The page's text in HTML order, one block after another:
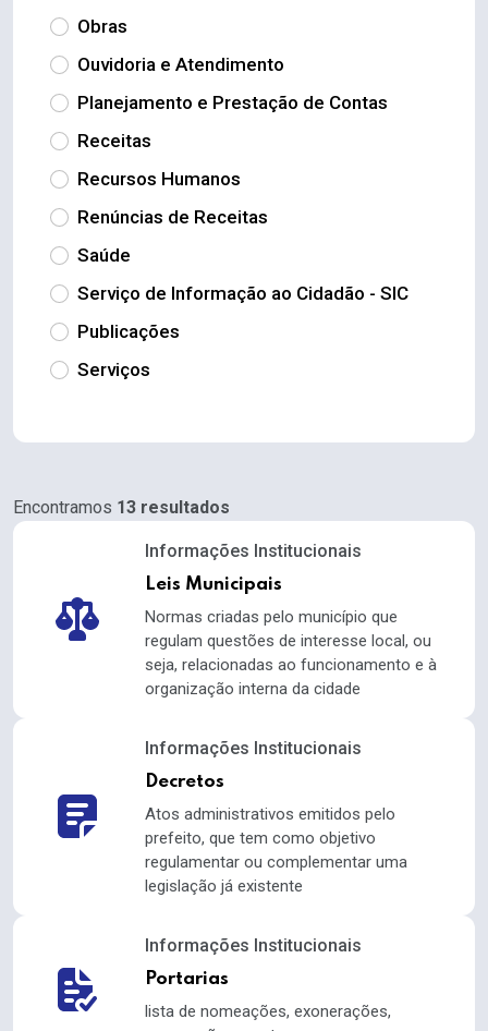
Obras
Ouvidoria e Atendimento
Planejamento e Prestação de Contas
Receitas
Recursos Humanos
Renúncias de Receitas
Saúde
Serviço de Informação ao Cidadão - SIC
Publicações
Serviços
Encontramos 13 resultados
Informações Institucionais
Leis Municipais
Normas criadas pelo município que
regulam questões de interesse local, ou
seja, relacionadas ao funcionamento e à
organização interna da cidade
Informações Institucionais
Decretos
Atos administrativos emitidos pelo
prefeito, que tem como objetivo
regulamentar ou complementar uma
legislação já existente
Informações Institucionais
Portarias
lista de nomeações, exonerações,